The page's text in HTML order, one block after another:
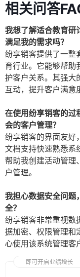
相关问答
我想了解适合教育研
满足我的需求吗？
纷享销客提供了一整
育行业。它能够帮助
护客户关系。其强大
互动，提升客户满意
在使用纷享销客的过
会的客户管理？
纷享销客的界面友好
文档支持快速熟悉系
帮助我创建活动管理
户管理。
我担心数据安全问题
全？
纷享销客非常重视数
据加密、权限管理和
心使用该系统管理客
即可开启业绩增长